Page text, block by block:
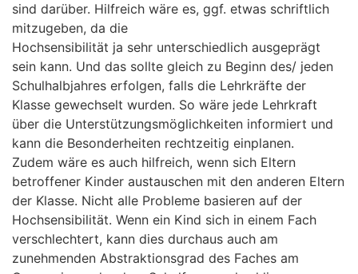
sind darüber. Hilfreich wäre es, ggf. etwas schriftlich
mitzugeben, da die
Hochsensibilität ja sehr unterschiedlich ausgeprägt
sein kann. Und das sollte gleich zu Beginn des/ jeden
Schulhalbjahres erfolgen, falls die Lehrkräfte der
Klasse gewechselt wurden. So wäre jede Lehrkraft
über die Unterstützungsmöglichkeiten informiert und
kann die Besonderheiten rechtzeitig einplanen.
Zudem wäre es auch hilfreich, wenn sich Eltern
betroffener Kinder austauschen mit den anderen Eltern
der Klasse. Nicht alle Probleme basieren auf der
Hochsensibilität. Wenn ein Kind sich in einem Fach
verschlechtert, kann dies durchaus auch am
zunehmenden Abstraktionsgrad des Faches am